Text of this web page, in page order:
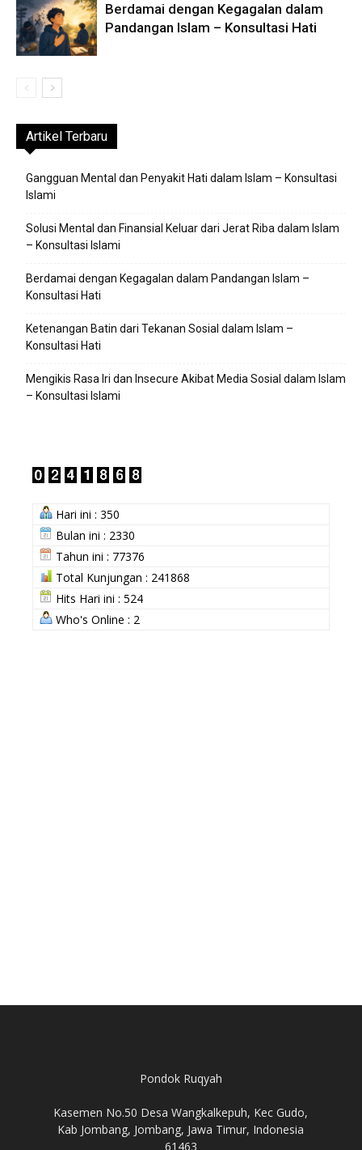
Berdamai dengan Kegagalan dalam
Pandangan Islam – Konsultasi Hati
Artikel Terbaru
Gangguan Mental dan Penyakit Hati dalam Islam – Konsultasi
Islami
Solusi Mental dan Finansial Keluar dari Jerat Riba dalam Islam
– Konsultasi Islami
Berdamai dengan Kegagalan dalam Pandangan Islam –
Konsultasi Hati
Ketenangan Batin dari Tekanan Sosial dalam Islam –
Konsultasi Hati
Mengikis Rasa Iri dan Insecure Akibat Media Sosial dalam Islam
– Konsultasi Islami
Hari ini : 350
Bulan ini : 2330
Tahun ini : 77376
Total Kunjungan : 241868
Hits Hari ini : 524
Who's Online : 2
Pondok Ruqyah
Kasemen No.50 Desa Wangkalkepuh, Kec Gudo,
Kab Jombang, Jombang, Jawa Timur, Indonesia
61463